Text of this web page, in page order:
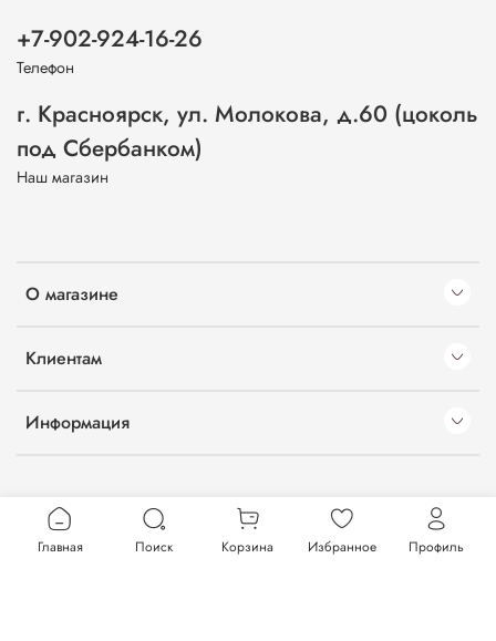
О магазине
Клиентам
Информация
+7-902-924-16-26
Телефон
г. Красноярск, ул. Молокова, д.60 (цоколь
под Сбербанком)
Наш магазин
Главная Поиск Корзина Избранное Профиль